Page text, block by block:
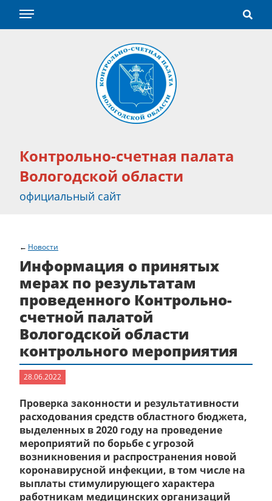
Контрольно-счетная палата
Вологодской области
официальный сайт
Новости
Информация о принятых
мерах по результатам
проведенного Контрольно-
счетной палатой
Вологодской области
контрольного мероприятия
28.06.2022
Проверка законности и результативности
расходования средств областного бюджета,
выделенных в 2020 году на проведение
мероприятий по борьбе с угрозой
возникновения и распространения новой
коронавирусной инфекции, в том числе на
выплаты стимулирующего характера
работникам медицинских организаций